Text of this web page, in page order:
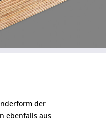
der
ebenfalls aus